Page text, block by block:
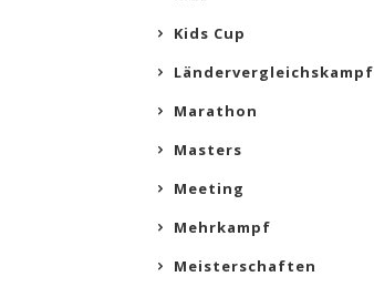
Kids Cup
Ländervergleichskampf
Marathon
Masters
Meeting
Mehrkampf
Meisterschaften